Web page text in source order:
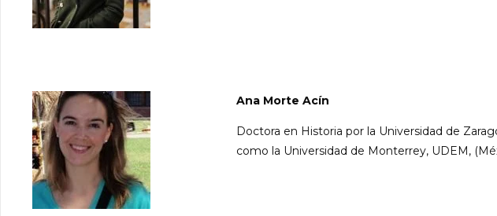
Ana Morte Acín
Doctora en Historia por la Universidad de
como la Universidad de Monterrey, UDEM,